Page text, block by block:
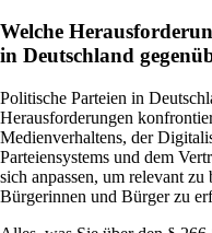
Welche
in Deutschland
Politische Parteien in
Herausforderungen
Medienverhaltens, der
Parteiensystems und dem
sich anpassen, um relevant
Bürgerinnen und Bürger zu